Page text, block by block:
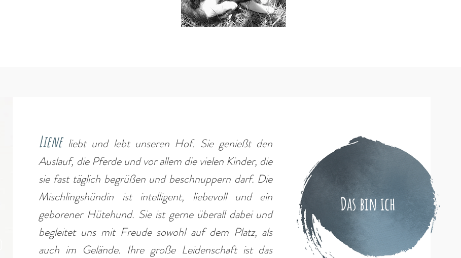
Liene liebt und lebt unseren Hof. Sie genießt den
Auslauf, die Pferde und vor allem die vielen Kinder, die
sie fast täglich begrüßen und beschnuppern darf. Die
Mischlingshündin ist intelligent, liebevoll und ein
geborener Hütehund. Sie ist gerne überall dabei und
begleitet uns mit Freude sowohl auf dem Platz, als
auch im Gelände. Ihre große Leidenschaft ist das
Das bin ich